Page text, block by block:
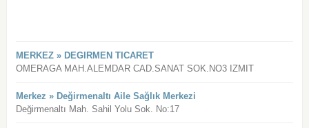
MERKEZ » DEGIRMEN TICARET
OMERAGA MAH.ALEMDAR CAD.SANAT SOK.NO3 IZMIT
Merkez » Değirmenaltı Aile Sağlık Merkezi
Değirmenaltı Mah. Sahil Yolu Sok. No:17